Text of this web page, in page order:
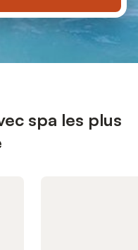
spa les plus